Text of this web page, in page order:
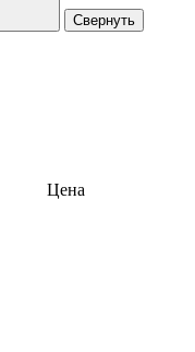
Свернуть
Цена